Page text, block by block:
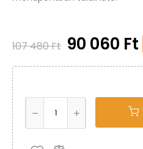
107 480 Ft 90 060 Ft